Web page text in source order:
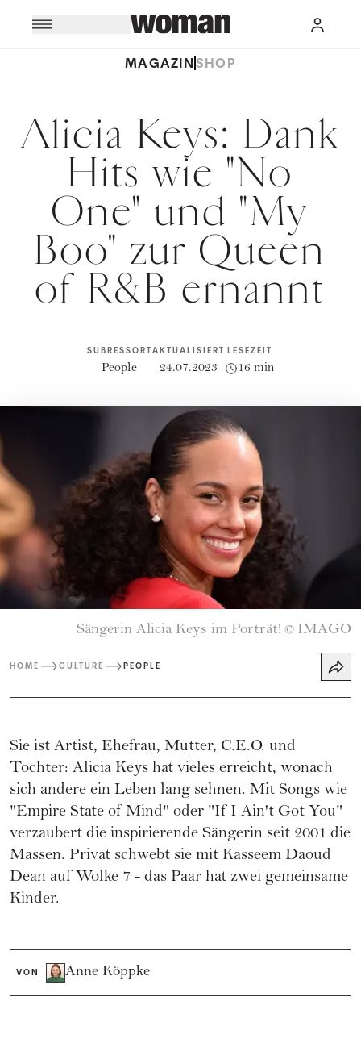
MAGAZINSHOP
Alicia Keys: Dank
Hits wie "No
One" und "My
Boo" zur Queen
of R&B ernannt
SUBRESSORT
People
AKTUALISIERT
24.07.2023
LESEZEIT
16 min
Sängerin Alicia Keys im Porträt! © IMAGO
HOME CULTURE PEOPLE
Sie ist Artist, Ehefrau, Mutter, C.E.O. und
Tochter: Alicia Keys hat vieles erreicht, wonach
sich andere ein Leben lang sehnen. Mit Songs wie
"Empire State of Mind" oder "If I Ain't Got You"
verzaubert die inspirierende Sängerin seit 2001 die
Massen. Privat schwebt sie mit Kasseem Daoud
Dean auf Wolke 7 - das Paar hat zwei gemeinsame
Kinder.
VON Anne Köppke